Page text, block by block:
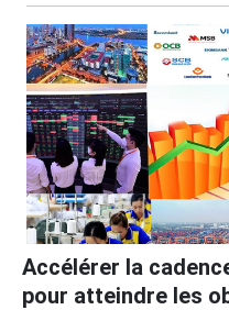
Accélérer la
pour atteindre les